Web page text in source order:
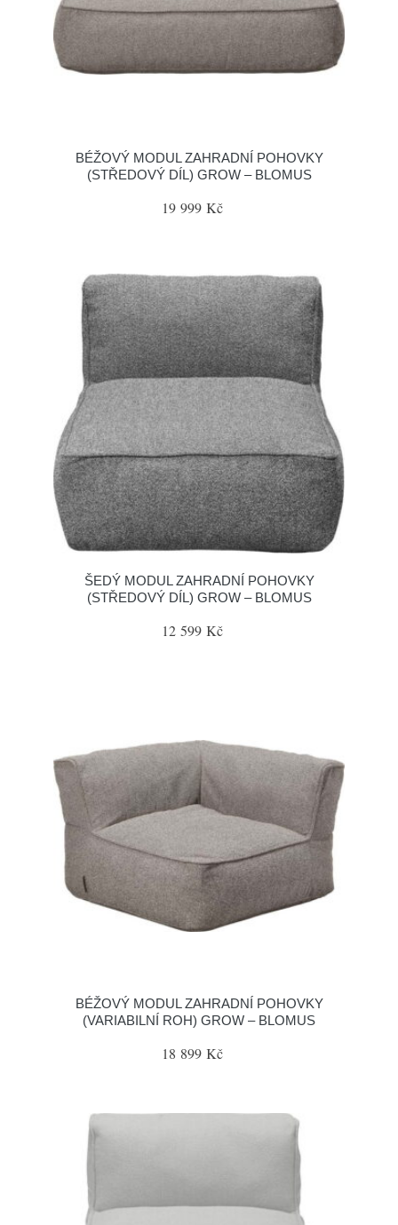
BÉŽOVÝ MODUL ZAHRADNÍ POHOVKY
(STŘEDOVÝ DÍL) GROW – BLOMUS
19 999 Kč
ŠEDÝ MODUL ZAHRADNÍ POHOVKY
(STŘEDOVÝ DÍL) GROW – BLOMUS
12 599 Kč
BÉŽOVÝ MODUL ZAHRADNÍ POHOVKY
(VARIABILNÍ ROH) GROW – BLOMUS
18 899 Kč